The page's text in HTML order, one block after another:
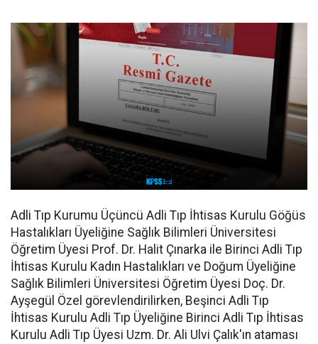
Adli Tıp Kurumu Üçüncü Adli Tıp İhtisas Kurulu Göğüs
Hastalıkları Üyeliğine Sağlık Bilimleri Üniversitesi
Öğretim Üyesi Prof. Dr. Halit Çınarka ile Birinci Adli Tıp
İhtisas Kurulu Kadın Hastalıkları ve Doğum Üyeliğine
Sağlık Bilimleri Üniversitesi Öğretim Üyesi Doç. Dr.
Ayşegül Özel görevlendirilirken, Beşinci Adli Tıp
İhtisas Kurulu Adli Tıp Üyeliğine Birinci Adli Tıp İhtisas
Kurulu Adli Tıp Üyesi Uzm. Dr. Ali Ulvi Çalık'ın ataması